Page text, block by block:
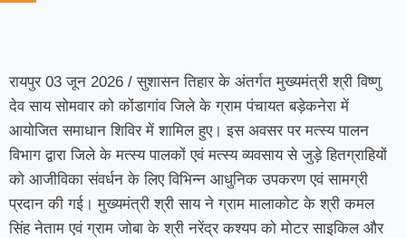
रायपुर 03 जून 2026 / सुशासन तिहार के अंतर्गत मुख्यमंत्री श्री विष्णु
देव साय सोमवार को कोंडागांव जिले के ग्राम पंचायत बड़ेकनेरा में
आयोजित समाधान शिविर में शामिल हुए। इस अवसर पर मत्स्य पालन
विभाग द्वारा जिले के मत्स्य पालकों एवं मत्स्य व्यवसाय से जुड़े हितग्राहियों
को आजीविका संवर्धन के लिए विभिन्न आधुनिक उपकरण एवं सामग्री
प्रदान की गई। मुख्यमंत्री श्री साय ने ग्राम मालाकोट के श्री कमल
सिंह नेताम एवं ग्राम जोबा के श्री नरेंद्र कश्यप को मोटर साइकिल और